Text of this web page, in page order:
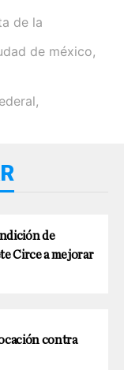
de la
de méxico,
,
de
Circe a mejorar
contra